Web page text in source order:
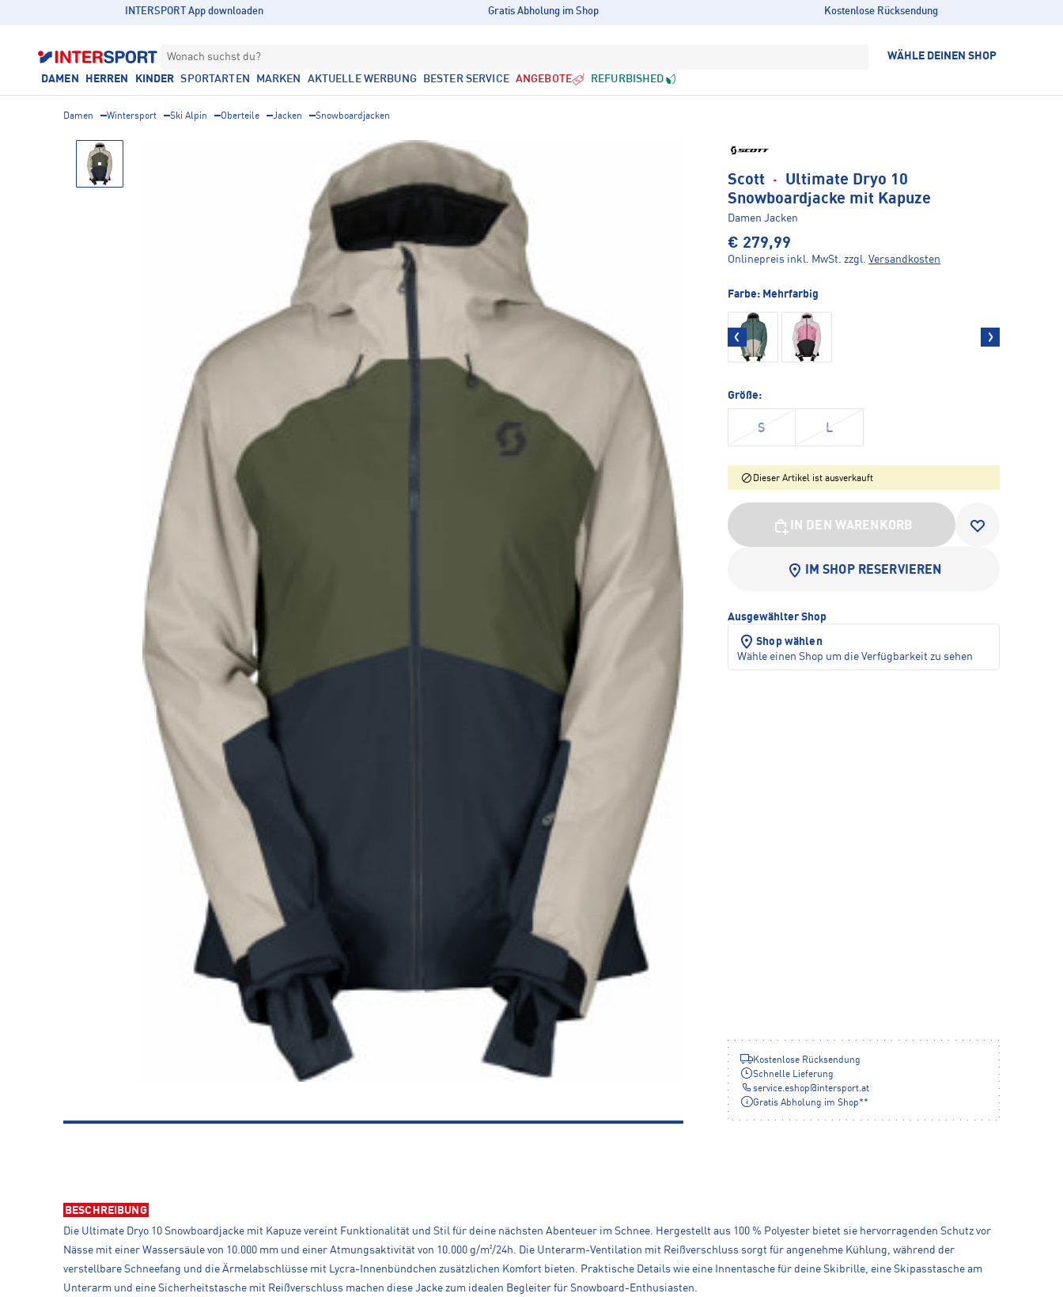
INTERSPORT App downloaden Gratis Abholung im Shop Kostenlose Rücksendung
Wonach suchst du? WÄHLE DEINEN SHOP
DAMEN HERREN KINDER SPORTARTEN MARKEN AKTUELLE WERBUNG BESTER SERVICE ANGEBOTE REFURBISHED
Damen Wintersport Ski Alpin Oberteile Jacken Snowboardjacken
Scott · Ultimate Dryo 10
Snowboardjacke mit Kapuze
Damen Jacken
€ 279,99
Onlinepreis inkl. MwSt. zzgl. Versandkosten
Farbe: Mehrfarbig
Größe:
S L
Dieser Artikel ist ausverkauft
IN DEN WARENKORB
IM SHOP RESERVIEREN
Ausgewählter Shop
Shop wählen
Wähle einen Shop um die Verfügbarkeit zu sehen
Kostenlose Rücksendung
Schnelle Lieferung
service.eshop@intersport.at
Gratis Abholung im Shop**
BESCHREIBUNG
Die Ultimate Dryo 10 Snowboardjacke mit Kapuze vereint Funktionalität und Stil für deine nächsten Abenteuer im Schnee. Hergestellt aus 100 % Polyester bietet sie hervorragenden Schutz vor
Nässe mit einer Wassersäule von 10.000 mm und einer Atmungsaktivität von 10.000 g/m²/24h. Die Unterarm-Ventilation mit Reißverschluss sorgt für angenehme Kühlung, während der
verstellbare Schneefang und die Ärmelabschlüsse mit Lycra-Innenbündchen zusätzlichen Komfort bieten. Praktische Details wie eine Innentasche für deine Skibrille, eine Skipasstasche am
Unterarm und eine Sicherheitstasche mit Reißverschluss machen diese Jacke zum idealen Begleiter für Snowboard-Enthusiasten.